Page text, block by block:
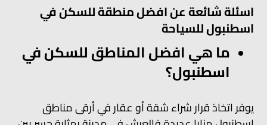
اسئلة شائعة عن افضل منطقة للسكن في
اسطنبول للسياحة
ما هي افضل المناطق للسكن في
اسطنبول؟
يوفر اتخاذ قرار شراء شقة أو عقار في أرقى مناطق